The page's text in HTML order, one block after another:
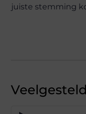
juiste stemming